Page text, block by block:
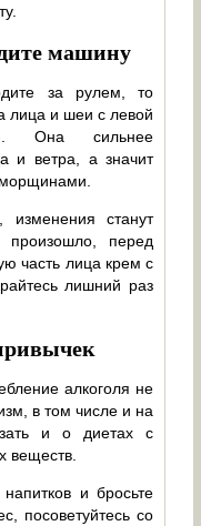
машину
за рулем, то
лица и шеи с левой
Она сильнее
и ветра, а значит
морщинами.
изменения станут
произошло, перед
часть лица крем с
лишний раз
алкоголя не
в том числе и на
и о диетах с
веществ.
и бросьте
посоветуйтесь со